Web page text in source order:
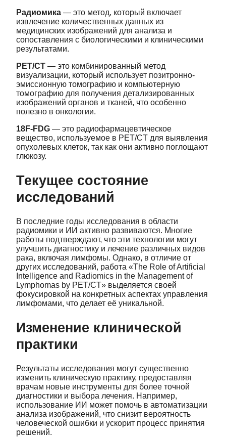
Радиомика — это метод, который включает
извлечение количественных данных из
медицинских изображений для анализа и
сопоставления с биологическими и клиническими
результатами.
PET/CT — это комбинированный метод
визуализации, который использует позитронно-
эмиссионную томографию и компьютерную
томографию для получения детализированных
изображений органов и тканей, что особенно
полезно в онкологии.
18F-FDG — это радиофармацевтическое
вещество, используемое в PET/CT для выявления
опухолевых клеток, так как они активно поглощают
глюкозу.
Текущее состояние
исследований
В последние годы исследования в области
радиомики и ИИ активно развиваются. Многие
работы подтверждают, что эти технологии могут
улучшить диагностику и лечение различных видов
рака, включая лимфомы. Однако, в отличие от
других исследований, работа «The Role of Artificial
Intelligence and Radiomics in the Management of
Lymphomas by PET/CT» выделяется своей
фокусировкой на конкретных аспектах управления
лимфомами, что делает её уникальной.
Изменение клинической
практики
Результаты исследования могут существенно
изменить клиническую практику, предоставляя
врачам новые инструменты для более точной
диагностики и выбора лечения. Например,
использование ИИ может помочь в автоматизации
анализа изображений, что снизит вероятность
человеческой ошибки и ускорит процесс принятия
решений.